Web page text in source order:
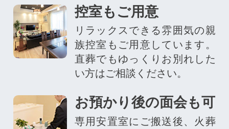
控室もご用意
リラックスできる雰囲気の親
族控室もご用意しています。
直葬でもゆっくりお別れした
い方はご相談ください。
お預かり後の面会も可
専用安置室にご搬送後、火葬